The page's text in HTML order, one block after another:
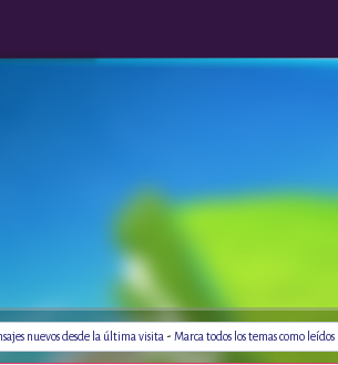
nuevos desde la última visita - Marca todos los temas como leídos